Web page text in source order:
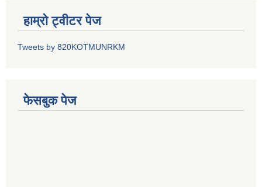
हाम्रो ट्वीटर पेज
Tweets by 820KOTMUNRKM
फेसबुक पेज